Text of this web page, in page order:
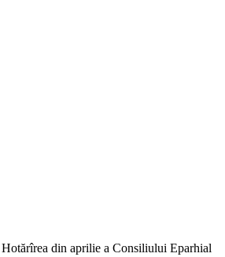
din aprilie a Consiliului Eparhial